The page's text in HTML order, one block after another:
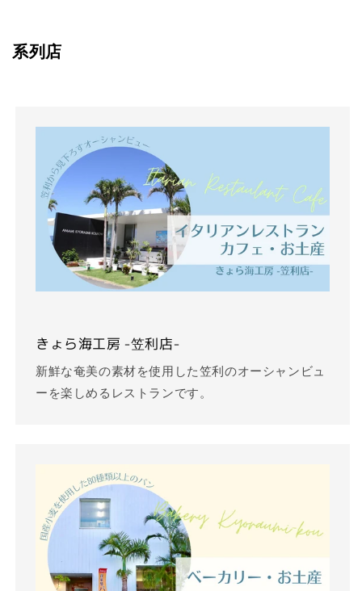
系列店
きょら海工房 -笠利店-
新鮮な奄美の素材を使用した笠利のオーシャンビュ
ーを楽しめるレストランです。